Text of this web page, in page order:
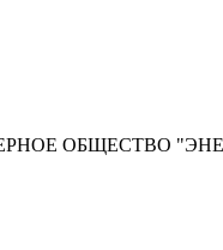
ОБЩЕСТВО